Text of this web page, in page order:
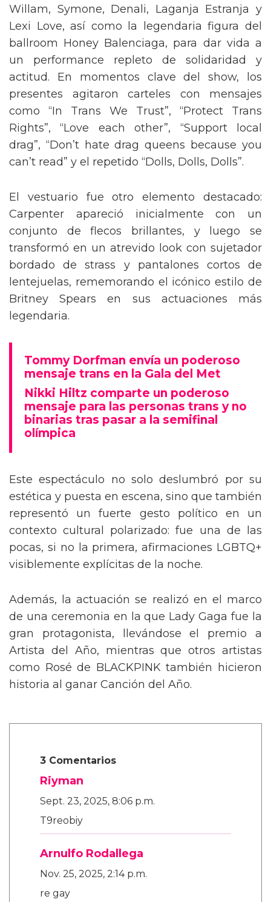
Willam, Symone, Denali, Laganja Estranja y
Lexi Love, así como la legendaria figura del
ballroom Honey Balenciaga, para dar vida a
un performance repleto de solidaridad y
actitud. En momentos clave del show, los
presentes agitaron carteles con mensajes
como “In Trans We Trust”, “Protect Trans
Rights”, “Love each other”, “Support local
drag”, “Don’t hate drag queens because you
can’t read” y el repetido “Dolls, Dolls, Dolls”.
El vestuario fue otro elemento destacado:
Carpenter apareció inicialmente con un
conjunto de flecos brillantes, y luego se
transformó en un atrevido look con sujetador
bordado de strass y pantalones cortos de
lentejuelas, rememorando el icónico estilo de
Britney Spears en sus actuaciones más
legendaria.
Tommy Dorfman envía un poderoso
mensaje trans en la Gala del Met
Nikki Hiltz comparte un poderoso
mensaje para las personas trans y no
binarias tras pasar a la semifinal
olímpica
Este espectáculo no solo deslumbró por su
estética y puesta en escena, sino que también
representó un fuerte gesto político en un
contexto cultural polarizado: fue una de las
pocas, si no la primera, afirmaciones LGBTQ+
visiblemente explícitas de la noche.
Además, la actuación se realizó en el marco
de una ceremonia en la que Lady Gaga fue la
gran protagonista, llevándose el premio a
Artista del Año, mientras que otros artistas
como Rosé de BLACKPINK también hicieron
historia al ganar Canción del Año.
3 Comentarios
Riyman
Sept. 23, 2025, 8:06 p.m.
T9reobiy
Arnulfo Rodallega
Nov. 25, 2025, 2:14 p.m.
re gay